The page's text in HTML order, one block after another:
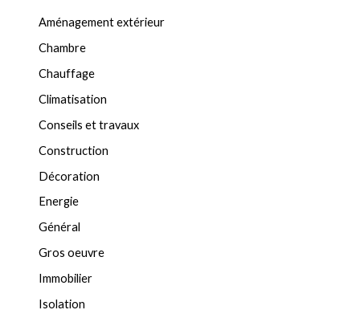
Aménagement extérieur
Chambre
Chauffage
Climatisation
Conseils et travaux
Construction
Décoration
Energie
Général
Gros oeuvre
Immobilier
Isolation